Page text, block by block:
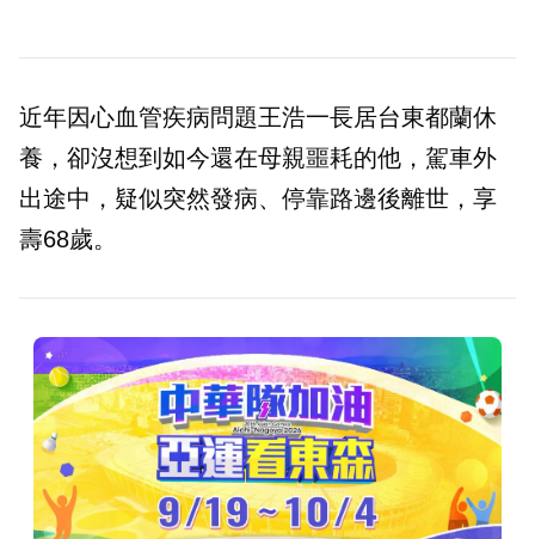
近年因心血管疾病問題王浩一長居台東都蘭休
養，卻沒想到如今還在母親噩耗的他，駕車外
出途中，疑似突然發病、停靠路邊後離世，享
壽68歲。